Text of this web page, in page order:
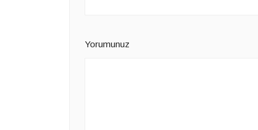
Yorumunuz